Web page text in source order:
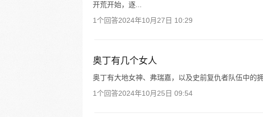
开荒开始，逐...
1个回答2024年10月27日 10:29
奥丁有几个女人
奥丁有大地女神、弗瑞嘉，以及史前复仇者队伍中的
1个回答2024年10月25日 09:54